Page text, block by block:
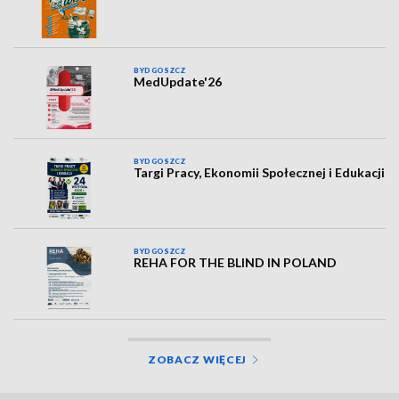
BYDGOSZCZ
MedUpdate'26
BYDGOSZCZ
Targi Pracy, Ekonomii Społecznej i Edukacji
BYDGOSZCZ
REHA FOR THE BLIND IN POLAND
ZOBACZ WIĘCEJ